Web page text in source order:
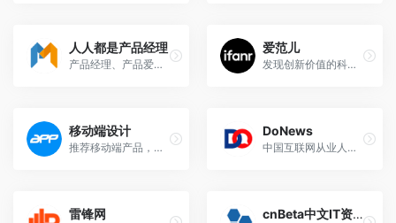
人人都是产品经理
产品经理、产品爱好者学习交流平台
爱范儿
发现创新价值的科技媒体，全景关注移动互联网
移动端设计
推荐移动端产品，分享方寸间的设计灵感。偶尔吐槽
DoNews
中国互联网从业人士交流最权威的平台
雷锋网 cnBeta中文IT资讯站